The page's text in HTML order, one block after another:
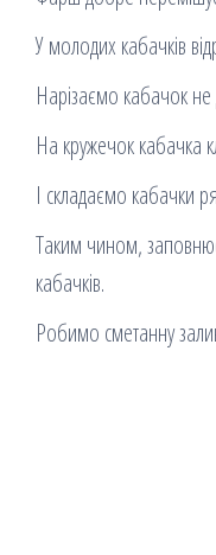
У молодих кабачків
Нарізаємо кабачок не
На кружечок кабачка
І складаємо кабачки
Таким чином,
кабачків.
Робимо сметанну